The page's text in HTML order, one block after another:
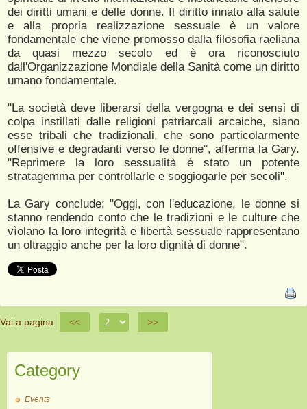
dei diritti umani e delle donne. Il diritto innato alla salute
e alla propria realizzazione sessuale è un valore
fondamentale che viene promosso dalla filosofia raeliana
da quasi mezzo secolo ed è ora riconosciuto
dall'Organizzazione Mondiale della Sanità come un diritto
umano fondamentale.
"La società deve liberarsi della vergogna e dei sensi di
colpa instillati dalle religioni patriarcali arcaiche, siano
esse tribali che tradizionali, che sono particolarmente
offensive e degradanti verso le donne", afferma la Gary.
"Reprimere la loro sessualità è stato un potente
stratagemma per controllarle e soggiogarle per secoli".
La Gary conclude: "Oggi, con l'educazione, le donne si
stanno rendendo conto che le tradizioni e le culture che
vìolano la loro integrità e libertà sessuale rappresentano
un oltraggio anche per la loro dignità di donne".
Vai a pagina << >>
Category
Events